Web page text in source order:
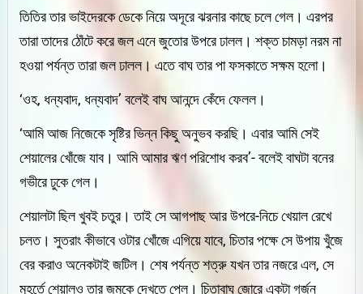
তিতির তার ভাইদেরকে ডেকে নিয়ে অদূরে ঝরনার কাছে চলে গেল। এরপর
তারা তাদের ঠোঁটে করে জল এনে জুতোর উপরে ঢালল। শক্ত চামড়া নরম না
হওয়া পর্যন্ত তারা জল ঢালল। এতে বাঘ তার পা ফসকাতে সক্ষম হলো।
‘ওহ, ধন্যবাদ, ধন্যবাদ’ বলেই বাঘ আনন্দে কেঁদে ফেলল।
‘আমি আজ নিজেকে সৃষ্টির ভিন্ন কিছু অনুভব করছি। এবার আমি সেই
শেয়ালের খোঁজে যাব। আমি আমার ঋণ পরিশোধ করব’- বলেই বাঘটা বনের
গভীরে ঢুকে গেল।
শেয়ালটা ছিল খুবই চতুর। তাই সে আগপাছ আর উপরে-নিচে খেয়াল রেখে
চলত। সুতরাং কীভাবে ওটার খোঁজে এগিয়ে যাবে, চিতার পক্ষে সে উপায় খুঁজে
বের করাও অনেকটাই জটিল। শেষ পর্যন্ত শত্রু যখন তার নজরে এল, সে
মুহূর্তে শেয়ালও তার জমকে দেখতে পেল। চিতাবাঘ জোরে একটা গর্জন